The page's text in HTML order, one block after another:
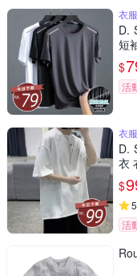
衣
D.
短
$
活
衣
D.
衣
$
5
活